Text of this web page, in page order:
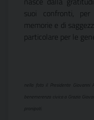
suoi confronti,
memorie e di
particolare per le
nella foto il Presidente Giovanni
benemerenza civica a Grazia
pronipoti.